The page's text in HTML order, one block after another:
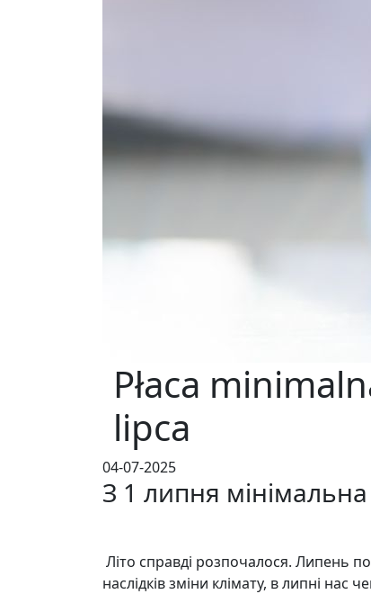
Płaca
lipca
04-07-2025
З 1 липня
Літо справді розпочалося. Липень
наслідків зміни клімату, в липні